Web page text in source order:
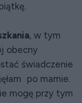
, w tym
obecny
świadczenie
po mamie.
mogę przy tym